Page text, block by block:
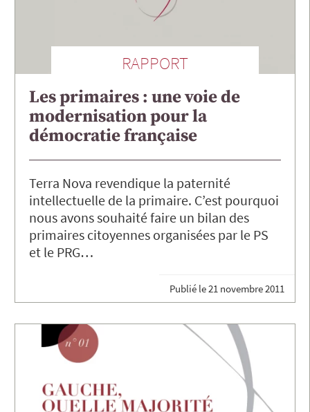
RAPPORT
Les primaires : une voie de
modernisation pour la
démocratie française
Terra Nova revendique la paternité
intellectuelle de la primaire. C’est pourquoi
nous avons souhaité faire un bilan des
primaires citoyennes organisées par le PS
et le PRG…
Publié le21 novembre 2011